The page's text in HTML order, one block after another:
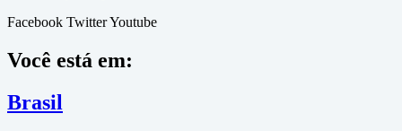
Facebook TwitterYoutube
Você está em:
Brasil